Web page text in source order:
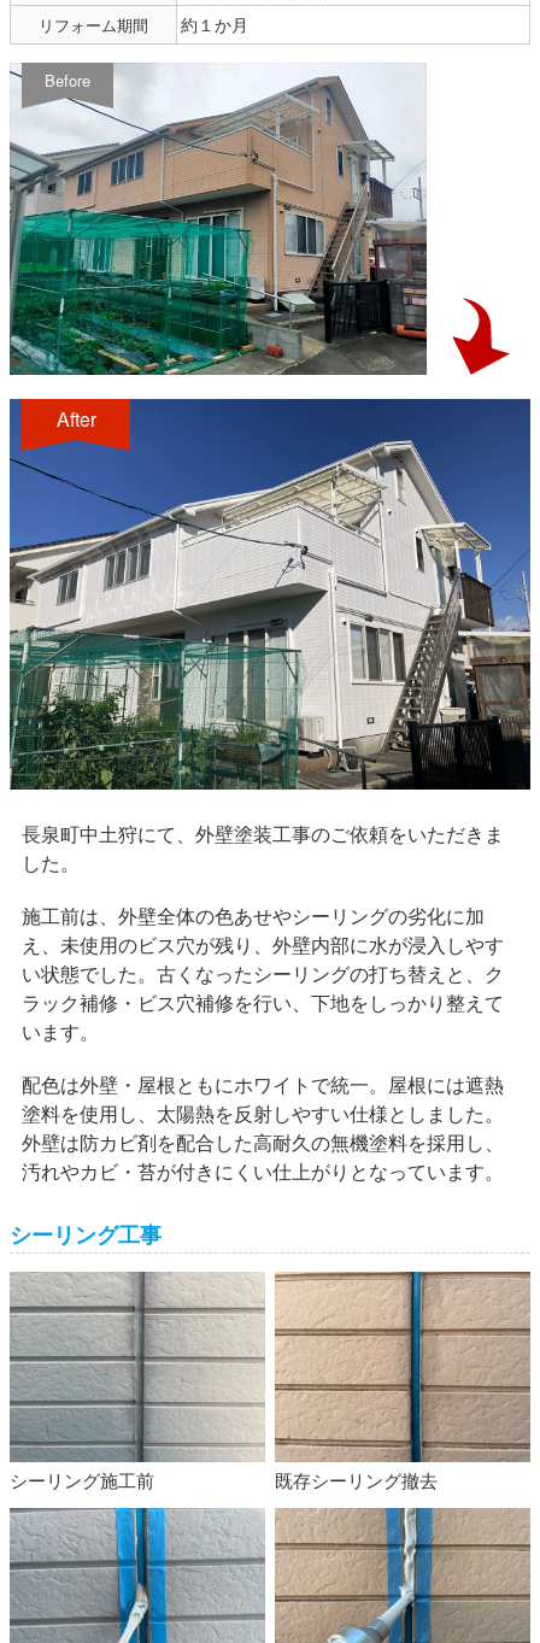
リフォーム期間 約１か月
Before
After
長泉町中土狩にて、外壁塗装工事のご依頼をいただきま
した。
施工前は、外壁全体の色あせやシーリングの劣化に加
え、未使用のビス穴が残り、外壁内部に水が浸入しやす
い状態でした。古くなったシーリングの打ち替えと、ク
ラック補修・ビス穴補修を行い、下地をしっかり整えて
います。
配色は外壁・屋根ともにホワイトで統一。屋根には遮熱
塗料を使用し、太陽熱を反射しやすい仕様としました。
外壁は防カビ剤を配合した高耐久の無機塗料を採用し、
汚れやカビ・苔が付きにくい仕上がりとなっています。
シーリング工事
シーリング施工前 既存シーリング撤去